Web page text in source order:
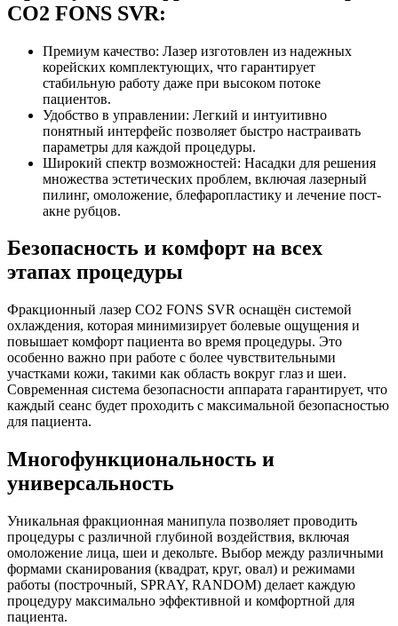
CO2 FONS SVR:
Премиум качество: Лазер изготовлен из надежных
корейских комплектующих, что гарантирует
стабильную работу даже при высоком потоке
пациентов.
Удобство в управлении: Легкий и интуитивно
понятный интерфейс позволяет быстро настраивать
параметры для каждой процедуры.
Широкий спектр возможностей: Насадки для решения
множества эстетических проблем, включая лазерный
пилинг, омоложение, блефаропластику и лечение пост-
акне рубцов.
Безопасность и комфорт на всех
этапах процедуры
Фракционный лазер CO2 FONS SVR оснащён системой
охлаждения, которая минимизирует болевые ощущения и
повышает комфорт пациента во время процедуры. Это
особенно важно при работе с более чувствительными
участками кожи, такими как область вокруг глаз и шеи.
Современная система безопасности аппарата гарантирует, что
каждый сеанс будет проходить с максимальной безопасностью
для пациента.
Многофункциональность и
универсальность
Уникальная фракционная манипула позволяет проводить
процедуры с различной глубиной воздействия, включая
омоложение лица, шеи и декольте. Выбор между различными
формами сканирования (квадрат, круг, овал) и режимами
работы (построчный, SPRAY, RANDOM) делает каждую
процедуру максимально эффективной и комфортной для
пациента.